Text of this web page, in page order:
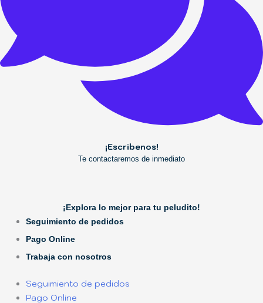
¡Escribenos!
Te contactaremos de inmediato
¡Explora lo mejor para tu peludito!
Seguimiento de pedidos
Pago Online
Trabaja con nosotros
Seguimiento de pedidos
Pago Online